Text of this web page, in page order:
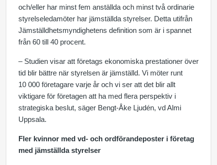
och/eller har minst fem anställda och minst två ordinarie
styrelseledamöter har jämställda styrelser. Detta utifrån
Jämställdhetsmyndighetens definition som är i spannet
från 60 till 40 procent.
– Studien visar att företags ekonomiska prestationer över
tid blir bättre när styrelsen är jämställd. Vi möter runt
10 000 företagare varje år och vi ser att det blir allt
viktigare för företagen att ha med flera perspektiv i
strategiska beslut, säger Bengt-Åke Ljudén, vd Almi
Uppsala.
Fler kvinnor med vd- och ordförandeposter i företag
med jämställda styrelser